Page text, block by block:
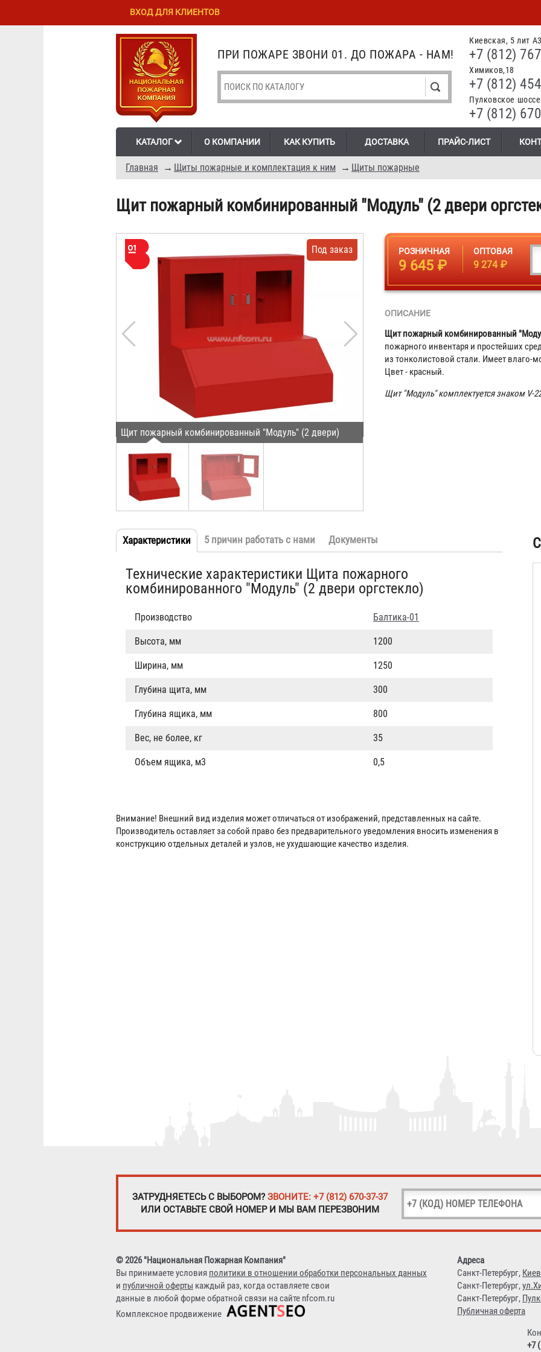
Перейти к
содержанию
Skip to
Киевская, 5 лит А3
+7 (812)
Химиков,18
+7 (812)
Пулковское
+7 (812)
ПРИ ПОЖАРЕ ЗВОНИ 01. ДО ПОЖАРА - НАМ!
КАТАЛОГ О КОМПАНИИ КАК КУПИТЬ ДОСТАВКА ПРАЙС-ЛИСТ
Главная → Щиты пожарные и комплектация к ним → Щиты пожарные
ВХОД ДЛЯ КЛИЕНТОВ
Щит пожарный комбинированный "Модуль" (2 двери
Щит пожарный комбинированный "Модуль" (2 двери)
Под заказ РОЗНИЧНАЯ
9 645 ₽
ОПТОВАЯ
9 274 ₽
ОПИСАНИЕ
Щит пожарный комбинированный
пожарного инвентаря и простейших
из тонколистовой стали. Имеет влаго-
Цвет - красный.
Щит "Модуль" комплектуется знаком V-
Табы
Характеристики (активная
5 причин работать с нами Документы
Технические характеристики Щита пожарного
комбинированного "Модуль" (2 двери оргстекло)
Производство Балтика-01
Высота, мм 1200
Ширина, мм 1250
Глубина щита, мм 300
Глубина ящика, мм 800
Вес, не более, кг 35
Объем ящика, м3 0,5
Внимание! Внешний вид изделия может отличаться от изображений, представленных на сайте.
Производитель оставляет за собой право без предварительного уведомления вносить изменения в
конструкцию отдельных деталей и узлов, не ухудшающие качество изделия.
ЗАТРУДНЯЕТЕСЬ С ВЫБОРОМ? ЗВОНИТЕ: +7 (812) 670-37-37
ИЛИ ОСТАВЬТЕ СВОЙ НОМЕР И МЫ ВАМ ПЕРЕЗВОНИМ
© 2026 "Национальная Пожарная Компания"
Вы принимаете условия политики в отношении обработки персональных данных
и публичной оферты каждый раз, когда оставляете свои
данные в любой форме обратной связи на сайте nfcom.ru
Комплексное продвижение
Адреса
Санкт-Петербург,
Санкт-Петербург,
Санкт-Петербург,
Публичная оферта
+7